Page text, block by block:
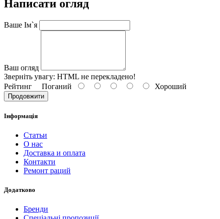
Написати огляд
Ваше Ім`я
Ваш огляд
Зверніть увагу: HTML не перекладено!
Рейтинг Поганий Хороший
Продовжити
Інформація
Статьи
О нас
Доставка и оплата
Контакти
Ремонт раций
Додатково
Бренди